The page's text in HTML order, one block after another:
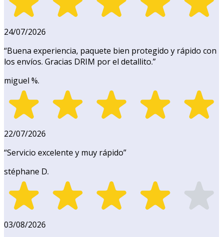
24/07/2026
“Buena experiencia, paquete bien protegido y rápido con
los envíos. Gracias DRIM por el detallito.”
miguel %.
22/07/2026
“Servicio excelente y muy rápido”
stéphane D.
03/08/2026